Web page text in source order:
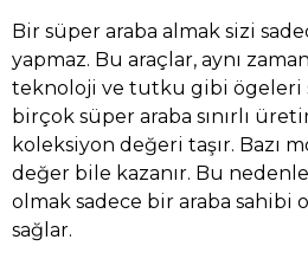
Bir süper araba almak sizi
yapmaz. Bu araçlar, aynı
teknoloji ve tutku gibi ögeleri
birçok süper araba sınırlı
koleksiyon değeri taşır. Bazı
değer bile kazanır. Bu
olmak sadece bir araba sahibi
sağlar.